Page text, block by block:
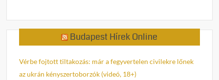
Budapest Hírek Online
Vérbe fojtott tiltakozás: már a fegyvertelen civilekre lőnek
az ukrán kényszertoborzók (videó, 18+)